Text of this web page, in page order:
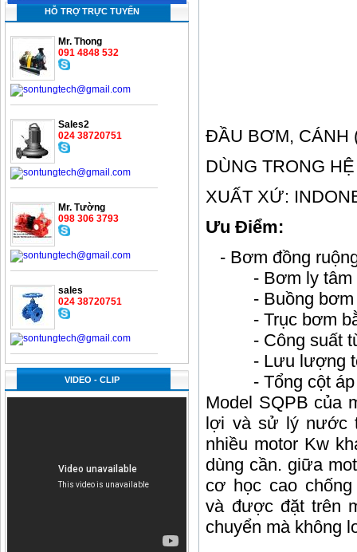
HỖ TRỢ TRỰC TUYẾN
Mr. Thong
091 4848 532
Sales2
024 38720751
Mr. Tường
098 306 3793
sales
024 38720751
VIDEO - CLIP
ĐẦU BƠM, CÁNH
DÙNG TRONG
XUẤT XỨ:
Ưu Điểm:
- Bơm đồng
- Bơm ly tâm
- Buồng bơm
- Trục bơm
- Công suất từ
- Lưu lượng tối
- Tổng cột áp
Model SQPB của
lợi và sử lý nước
nhiều motor Kw
dùng cần. giữa
cơ học cao
và được đặt trên
chuyển mà không